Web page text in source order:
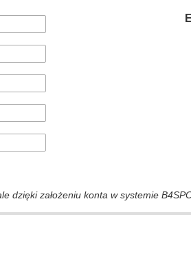
dzięki założeniu konta w systemie